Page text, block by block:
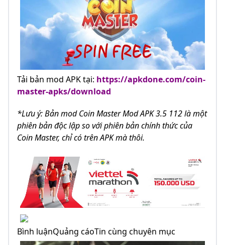
Tải bản mod APK tại: https://apkdone.com/coin-
master-apks/download
*Lưu ý: Bản mod Coin Master Mod APK 3.5 112 là một
phiên bản độc lập so với phiên bản chính thức của
Coin Master, chỉ có trên APK mà thôi.
Bình luậnQuảng cáoTin cùng chuyên mục